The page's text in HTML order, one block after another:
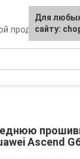
продукции
Ascend
Для
сайту: